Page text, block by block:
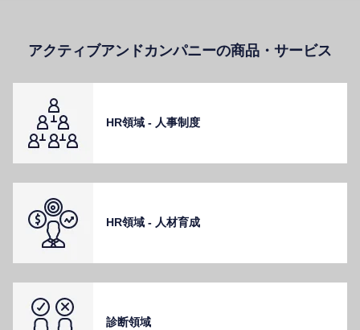
アクティブアンドカンパニーの商品・サービス
HR領域 - ⼈事制度
HR領域 - ⼈材育成
診断領域